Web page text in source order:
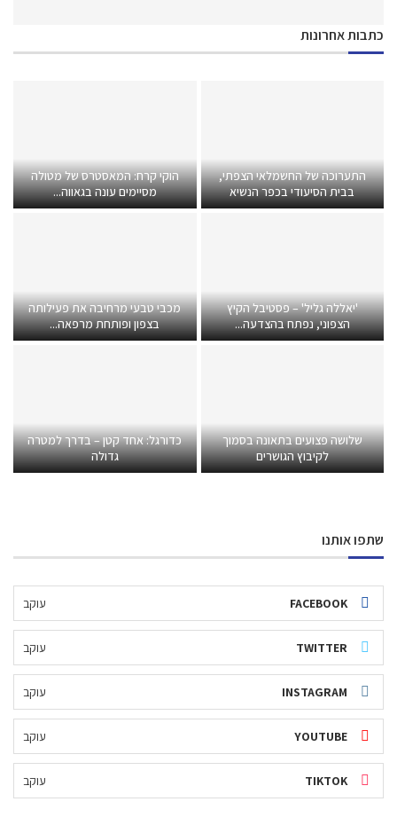
כתבות אחרונות
התערוכה של החשמלאי הצפתי,
בבית הסיעודי בכפר הנשיא
הוקי קרח: המאסטרס של מטולה
מסיימים עונה בגאווה...
'יאללה גליל' – פסטיבל הקיץ
הצפוני, נפתח בהצדעה...
מכבי טבעי מרחיבה את פעילותה
בצפון ופותחת מרפאה...
שלושה פצועים בתאונה בסמוך
לקיבוץ הגושרים
כדורגל: אחד קטן – בדרך למטרה
גדולה
שתפו אותנו
FACEBOOK עוקב
TWITTER עוקב
INSTAGRAM עוקב
YOUTUBE עוקב
TIKTOK עוקב